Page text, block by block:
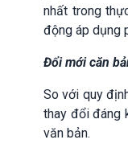
nhất trong
động áp dụng
Đổi mới căn
So với quy
thay đổi đáng
văn bản.